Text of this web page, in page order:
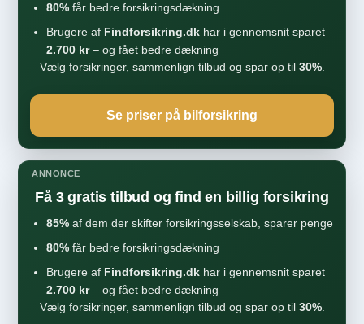
80% får bedre forsikringsdækning
Brugere af Findforsikring.dk har i gennemsnit sparet
2.700 kr– og fået bedre dækning
Vælg forsikringer, sammenlign tilbud og spar op til 30%.
Se priser på bilforsikring
ANNONCE
Få 3 gratis tilbud og find en billig forsikring
85% af dem der skifter forsikringsselskab, sparer penge
80% får bedre forsikringsdækning
Brugere af Findforsikring.dk har i gennemsnit sparet
2.700 kr– og fået bedre dækning
Vælg forsikringer, sammenlign tilbud og spar op til 30%.